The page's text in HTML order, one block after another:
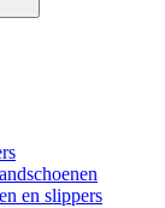
en slippers